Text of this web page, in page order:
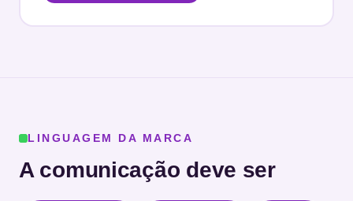
LINGUAGEM DA MARCA
A comunicação deve ser